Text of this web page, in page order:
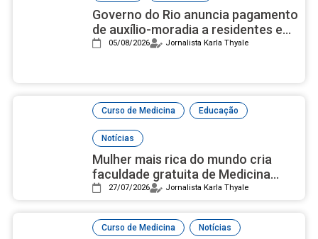
Governo do Rio anuncia pagamento
de auxílio-moradia a residentes em
setembro
05/08/2026 Jornalista Karla Thyale
Curso de Medicina , Educação
Notícias
Mulher mais rica do mundo cria
faculdade gratuita de Medicina
com campus luxuoso nos EUA
27/07/2026 Jornalista Karla Thyale
Curso de Medicina , Notícias